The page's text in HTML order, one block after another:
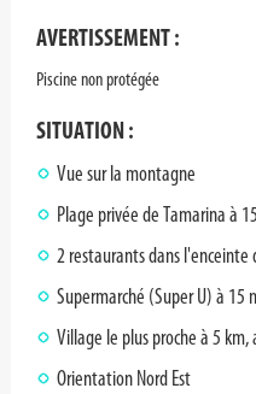
AVERTISSEMENT :
Piscine non protégée
SITUATION :
Vue sur la montagne
Plage privée de Tamarina à
2 restaurants dans l'enceinte
Supermarché (Super U) à 15
Village le plus proche à 5
Orientation Nord Est